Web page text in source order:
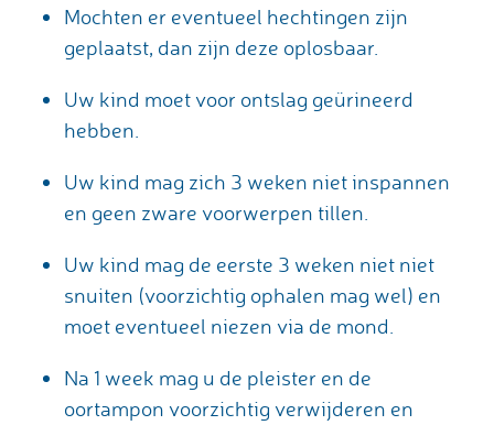
Mochten er eventueel hechtingen zijn
geplaatst, dan zijn deze oplosbaar.
Uw kind moet voor ontslag geürineerd
hebben.
Uw kind mag zich 3 weken niet inspannen
en geen zware voorwerpen tillen.
Uw kind mag de eerste 3 weken niet niet
snuiten (voorzichtig ophalen mag wel) en
moet eventueel niezen via de mond.
Na 1 week mag u de pleister en de
oortampon voorzichtig verwijderen en